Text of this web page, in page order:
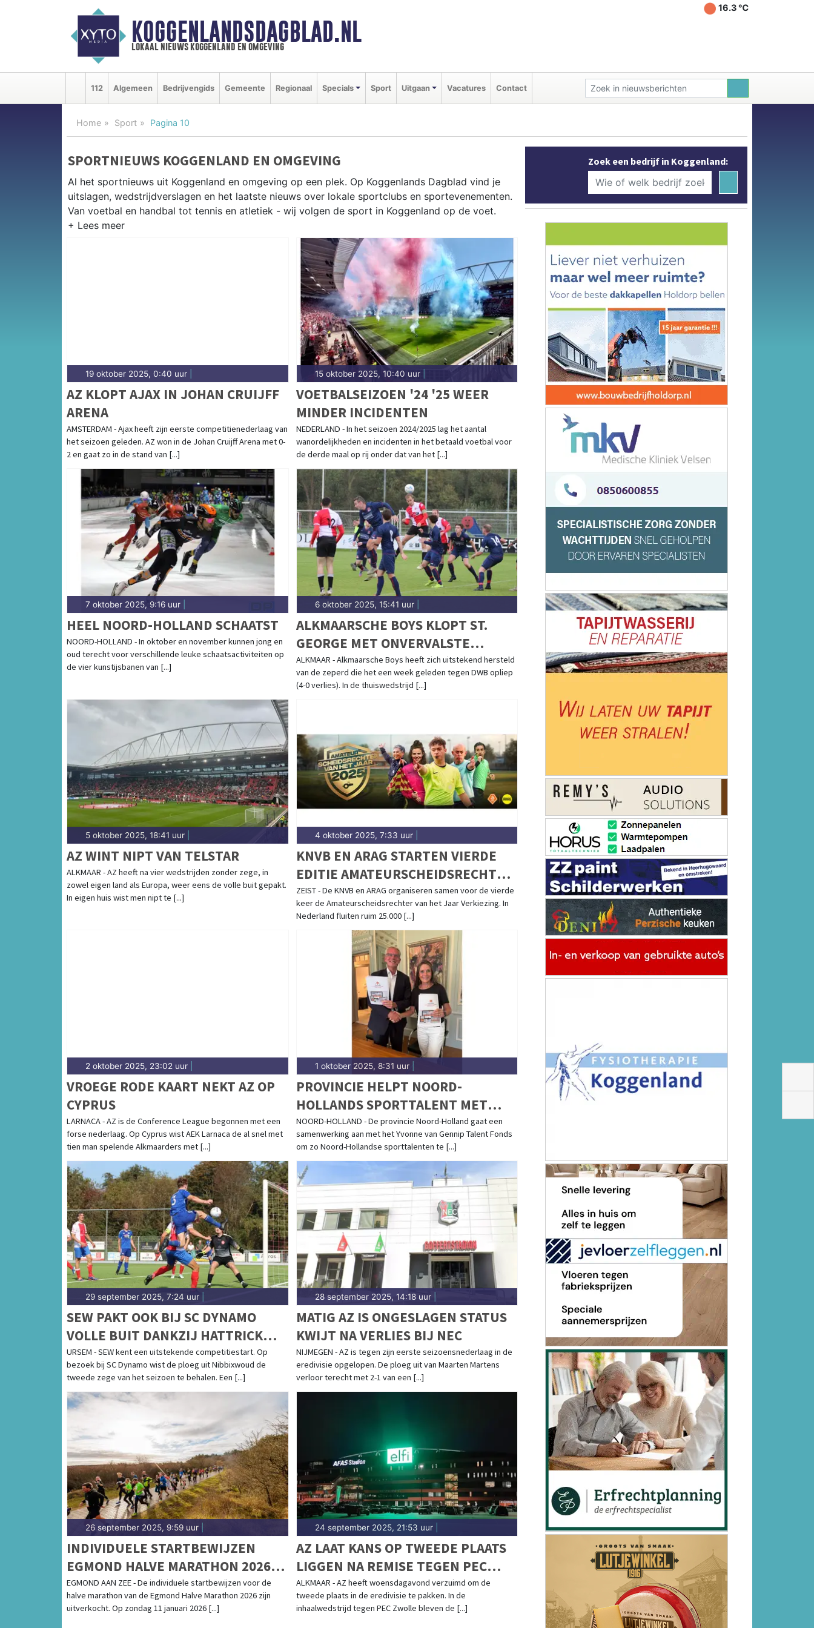
KOGGENLANDSDAGBLAD.NL
lokaal nieuws koggenland en omgeving
16.3 ℃
112 Algemeen Bedrijvengids Gemeente Regionaal Specials Sport Uitgaan Vacatures Contact
Home Sport Pagina 10
SPORTNIEUWS KOGGENLAND EN OMGEVING
Al het sportnieuws uit Koggenland en omgeving op een plek. Op Koggenlands Dagblad vind je
uitslagen, wedstrijdverslagen en het laatste nieuws over lokale sportclubs en sportevenementen.
Van voetbal en handbal tot tennis en atletiek - wij volgen de sport in Koggenland op de voet.
Van VV Obdam en SV Ursem tot korfbal in de West-Friese polders en fietsen langs het Noord-
Hollands Kanaal — sport in Koggenland heeft een uitgesproken dorps karakter. Blijf op de hoogte
van alle sportieve uitslagen en prestaties in Koggenland.
19 oktober 2025, 0:40 uur
AZ KLOPT AJAX IN JOHAN CRUIJFF
ARENA
AMSTERDAM - Ajax heeft zijn eerste competitienederlaag van
het seizoen geleden. AZ won in de Johan Cruijff Arena met 0-
2 en gaat zo in de stand van [...]
15 oktober 2025, 10:40 uur|
VOETBALSEIZOEN '24 '25 WEER
MINDER INCIDENTEN
NEDERLAND - In het seizoen 2024/2025 lag het aantal
wanordelijkheden en incidenten in het betaald voetbal voor
de derde maal op rij onder dat van het [...]
7 oktober 2025, 9:16 uur
HEEL NOORD-HOLLAND SCHAATST
NOORD-HOLLAND - In oktober en november kunnen jong en
oud terecht voor verschillende leuke schaatsactiviteiten op
de vier kunstijsbanen van [...]
6 oktober 2025, 15:41 uur|
ALKMAARSCHE BOYS KLOPT ST.
GEORGE MET ONVERVALSTE
ZEVENKLAPPER, REINHARD MIKT
VIJF KEER RAAK
ALKMAAR - Alkmaarsche Boys heeft zich uitstekend hersteld
van de zeperd die het een week geleden tegen DWB opliep
(4-0 verlies). In de thuiswedstrijd [...]
5 oktober 2025, 18:41 uur
AZ WINT NIPT VAN TELSTAR
ALKMAAR - AZ heeft na vier wedstrijden zonder zege, in
zowel eigen land als Europa, weer eens de volle buit gepakt.
In eigen huis wist men nipt te [...]
4 oktober 2025, 7:33 uur|
KNVB EN ARAG STARTEN VIERDE
EDITIE AMATEURSCHEIDSRECHTER
VAN HET JAAR VERKIEZING
ZEIST - De KNVB en ARAG organiseren samen voor de vierde
keer de Amateurscheidsrechter van het Jaar Verkiezing. In
Nederland fluiten ruim 25.000 [...]
2 oktober 2025, 23:02 uur
VROEGE RODE KAART NEKT AZ OP
CYPRUS
LARNACA - AZ is de Conference League begonnen met een
forse nederlaag. Op Cyprus wist AEK Larnaca de al snel met
tien man spelende Alkmaarders met [...]
1 oktober 2025, 8:31 uur|
PROVINCIE HELPT NOORD-
HOLLANDS SPORTTALENT MET
SAMENWERKING YVONNE VAN
GENNIP TALENT FONDS
NOORD-HOLLAND - De provincie Noord-Holland gaat een
samenwerking aan met het Yvonne van Gennip Talent Fonds
om zo Noord-Hollandse sporttalenten te [...]
29 september 2025, 7:24 uur
SEW PAKT OOK BIJ SC DYNAMO
VOLLE BUIT DANKZIJ HATTRICK
MAX DRAIJER
URSEM - SEW kent een uitstekende competitiestart. Op
bezoek bij SC Dynamo wist de ploeg uit Nibbixwoud de
tweede zege van het seizoen te behalen. Een [...]
28 september 2025, 14:18 uur|
MATIG AZ IS ONGESLAGEN STATUS
KWIJT NA VERLIES BIJ NEC
NIJMEGEN - AZ is tegen zijn eerste seizoensnederlaag in de
eredivisie opgelopen. De ploeg uit van Maarten Martens
verloor terecht met 2-1 van een [...]
26 september 2025, 9:59 uur
INDIVIDUELE STARTBEWIJZEN
EGMOND HALVE MARATHON 2026
UITVERKOCHT
EGMOND AAN ZEE - De individuele startbewijzen voor de
halve marathon van de Egmond Halve Marathon 2026 zijn
uitverkocht. Op zondag 11 januari 2026 [...]
24 september 2025, 21:53 uur|
AZ LAAT KANS OP TWEEDE PLAATS
LIGGEN NA REMISE TEGEN PEC
ZWOLLE
ALKMAAR - AZ heeft woensdagavond verzuimd om de
tweede plaats in de eredivisie te pakken. In de
inhaalwedstrijd tegen PEC Zwolle bleven de [...]
Zoek een bedrijf in Koggenland: